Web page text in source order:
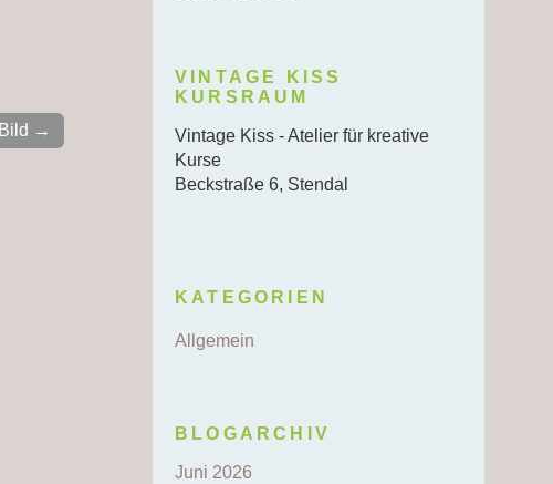
→
VINTAGE KISS
KURSRAUM
Vintage Kiss - Atelier für kreative
Kurse
Beckstraße 6, Stendal
KATEGORIEN
Allgemein
BLOGARCHIV
Juni 2026